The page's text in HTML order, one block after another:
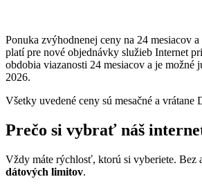
Ponuka zvýhodnenej ceny na 24 mesiacov
platípre nové objednávky služieb Internet
obdobia viazanosti 24 mesiacov a je možné
2026.
Všetky uvedené ceny sú mesačné a vrátane
Prečo si vybrať náš
Vždy máte rýchlosť, ktorú si vyberiete. Bez
dátových limitov.